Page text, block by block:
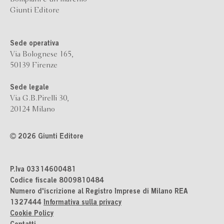
Giunti Editore
Sede operativa
Via Bolognese 165,
50139 Firenze
Sede legale
Via G.B.Pirelli 30,
20124 Milano
2026 Giunti Editore
P.Iva 03314600481
Codice fiscale 8009810484
Numero d'iscrizione al Registro Imprese di Milano REA
1327444 Informativa sulla privacy
Cookie Policy